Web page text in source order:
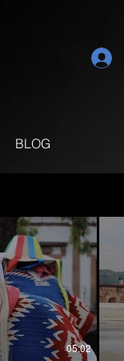
BLOG
05:02